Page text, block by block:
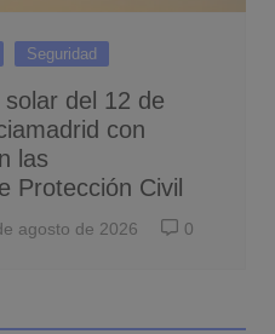
Seguridad
del 12 de
con
las
Protección Civil
agosto de 2026 0